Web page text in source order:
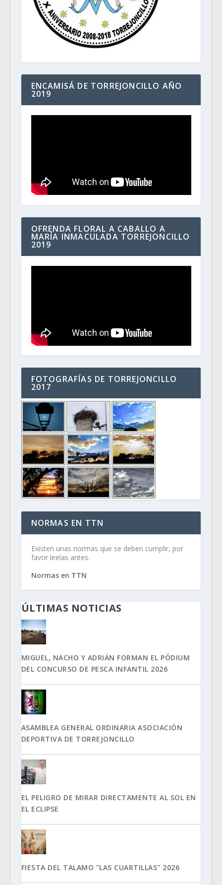
ENCAMISÁ DE TORREJONCILLO AÑO
2019
OFRENDA FLORAL A CABALLO A
MARÍA INMACULADA TORREJONCILLO
2019
FOTOGRAFÍAS DE TORREJONCILLO
2017
NORMAS EN TTN
Existen unas normas que se deben cumplir, por
favor leelas antes.
Normas en TTN
ÚLTIMAS NOTICIAS
MIGUEL, NACHO Y ADRIÁN FORMAN EL PÓDIUM
DEL CONCURSO DE PESCA INFANTIL 2026
ASAMBLEA GENERAL ORDINARIA ASOCIACIÓN
DEPORTIVA DE TORREJONCILLO
EL PELIGRO DE MIRAR DIRECTAMENTE AL SOL EN
EL ECLIPSE
FIESTA DEL TALAMO "LAS CUARTILLAS" 2026